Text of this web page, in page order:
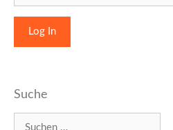
Suche